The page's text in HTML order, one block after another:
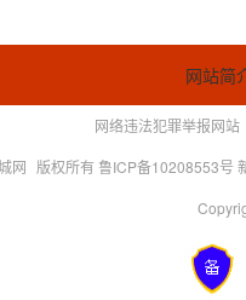
网站简
网络违法犯罪举报网站
网 版权所有 鲁ICP备10208553号